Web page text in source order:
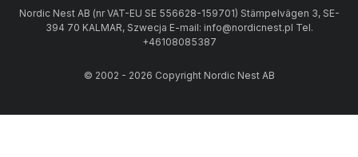
Nordic Nest AB (nr VAT-EU SE 556628-159701) Stämpelvägen 3, SE-
394 70 KALMAR, Szwecja E-mail: info@nordicnest.pl Tel.
+46108085387
© 2002 - 2026 Copyright Nordic Nest AB